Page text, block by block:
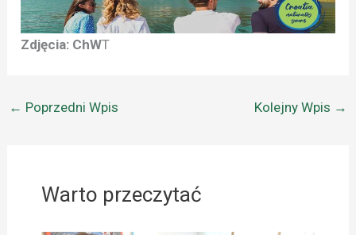
Zdjęcia: ChWT
← Poprzedni Wpis Kolejny Wpis →
Warto przeczytać